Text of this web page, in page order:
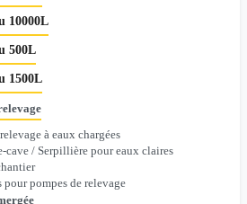
10000L
500L
1500L
à eaux chargées
cave / Serpillière pour eaux claires
pour pompes de relevage